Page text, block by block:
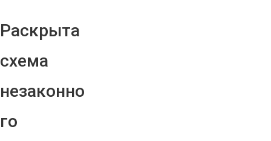
Раскрыта
схема
незаконно
го